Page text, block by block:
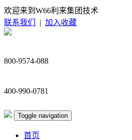
欢迎来到W66利来集团技术
联系我们
| 加入收藏
800-9574-088
400-990-0781
Toggle navigation
首页